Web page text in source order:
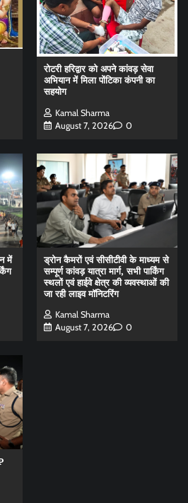
रोटरी हरिद्वार को अपने कांवड़ सेवा
अभियान में मिला पोंटिका कंपनी का
सहयोग
Kamal Sharma
August 7, 2026
0
में
ड्रोन कैमरों एवं सीसीटीवी के माध्यम से
सम्पूर्ण कांवड़ यात्रा मार्ग, सभी पार्किंग
स्थलों एवं हाईवे क्षेत्र की व्यवस्थाओं की
जा रही लाइव मॉनिटरिंग
Kamal Sharma
August 7, 2026
0